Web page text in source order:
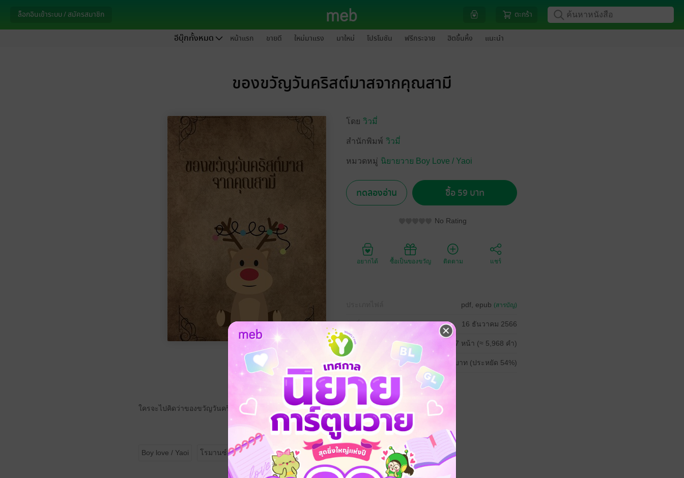
ล็อกอินเข้าระบบ / สมัครสมาชิก ตะกร้า
อีบุ๊กทั้งหมด หน้าแรก ขายดี ใหม่มาแรง มาใหม่ โปรโมชัน ฟรีกระจาย ฮิตขึ้นหิ้ง แนะนำ
ของขวัญวันคริสต์มาสจากคุณสามี
โดย วิวมี่
สำนักพิมพ์ วิวมี่
หมวดหมู่ นิยายวาย Boy Love / Yaoi
ทดลองอ่าน ซื้อ 59 บาท
No Rating
อยากได้ ซื้อเป็นของขวัญ ติดตาม แชร์
pdf, epub (สารบัญ)
วันที่วางขาย 16 ธันวาคม 2566
ความยาว 37 หน้า (≈ 5,968 คำ)
ราคาปก 129 บาท (ประหยัด 54%)
ใครจะไปคิดว่าของขวัญวันคริสต์มาสที่คุณสามีให้ มันจะทั้งแซ่บและดี แถมยิ่งใหญ่อะไรเบอร์นี้
Boy love / Yaoi โรมานซ์ 18+ Mpreg SM